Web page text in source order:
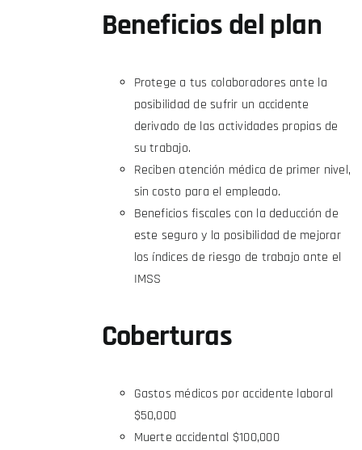
Beneficios del plan
Protege a tus colaboradores ante la
posibilidad de sufrir un accidente
derivado de las actividades propias de
su trabajo.
Reciben atención médica de primer nivel,
sin costo para el empleado.
Beneficios fiscales con la deducción de
este seguro y la posibilidad de mejorar
los índices de riesgo de trabajo ante el
IMSS
Coberturas
Gastos médicos por accidente laboral
$50,000
Muerte accidental $100,000